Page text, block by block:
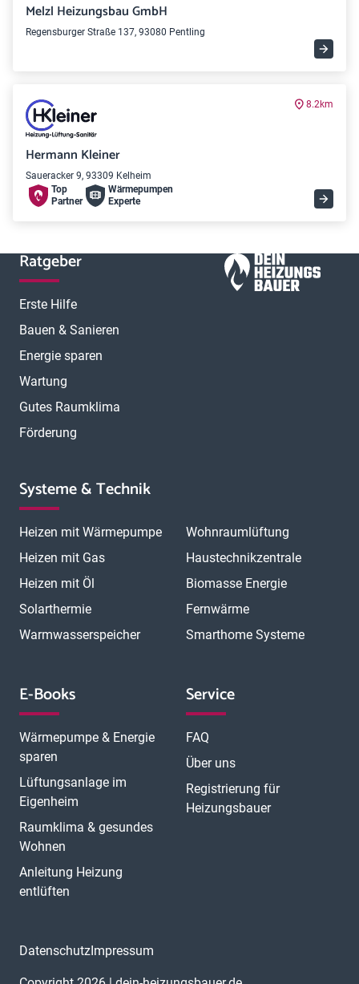
Melzl Heizungsbau GmbH
Regensburger Straße 137, 93080 Pentling
8.2km
Hermann Kleiner
Saueracker 9, 93309 Kelheim
Top
Partner
Wärme­pumpen
Experte
Ratgeber
Erste Hilfe
Bauen & Sanieren
Energie sparen
Wartung
Gutes Raumklima
Förderung
Systeme & Technik
Heizen mit Wärmepumpe
Heizen mit Gas
Heizen mit Öl
Solarthermie
Warmwasserspeicher
Wohnraumlüftung
Haustechnikzentrale
Biomasse Energie
Fernwärme
Smarthome Systeme
E-Books
Wärmepumpe & Energie
sparen
Lüftungsanlage im
Eigenheim
Raumklima & gesundes
Wohnen
Anleitung Heizung
entlüften
Service
FAQ
Über uns
Registrierung für
Heizungsbauer
DatenschutzImpressum